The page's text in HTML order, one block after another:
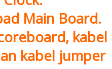
Main Board.
kabel
kabel jumper